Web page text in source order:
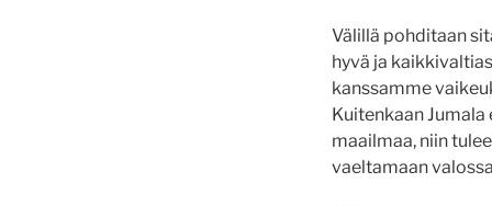
Välillä pohditaan
hyvä ja
kanssamme
Kuitenkaan
maailmaa, niin
vaeltamaan